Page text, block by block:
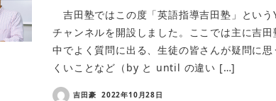
吉田塾ではこの度「英語指導吉田塾」とい
チャンネルを開設しました。ここでは主に吉
中でよく質問に出る、生徒の皆さんが疑問に
くいことなど（by と until の違い […]
吉田豪 2022年10月28日